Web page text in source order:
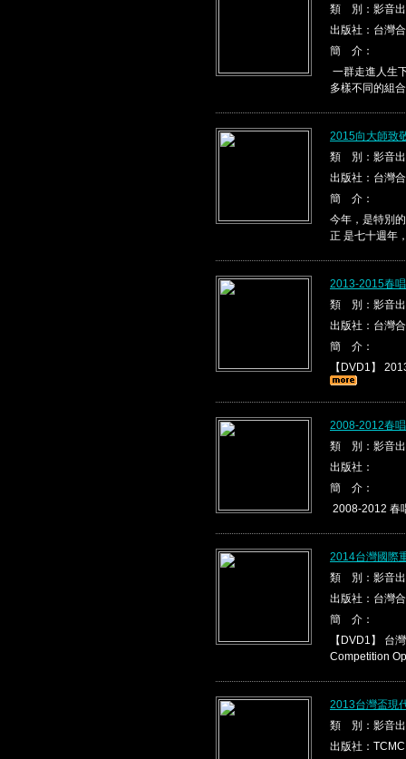
類 別：影音
出版社：台灣
簡 介：
一群走進人生
多樣不同的組
2015向大師致
類 別：影音
出版社：台灣
簡 介：
今年，是特別
正 是七十週年
2013-2015春
類 別：影音
出版社：台灣
簡 介：
【DVD1】
2008-2012春
類 別：影音
出版社：
簡 介：
2008-2012 春
2014台灣國際
類 別：影音
出版社：台灣
簡 介：
【DVD1】 台
Competition
2013台灣盃現
類 別：影音
出版社：TCMC